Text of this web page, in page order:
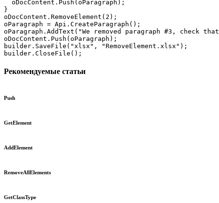
  oDocContent.Push(oParagraph);
}
oDocContent.RemoveElement(2);
oParagraph = Api.CreateParagraph();
oParagraph.AddText("We removed paragraph #3, check
oDocContent.Push(oParagraph);
builder.SaveFile("xlsx", "RemoveElement.xlsx");
builder.CloseFile();
Рекомендуемые статьи
Push
GetElement
AddElement
RemoveAllElements
GetClassType